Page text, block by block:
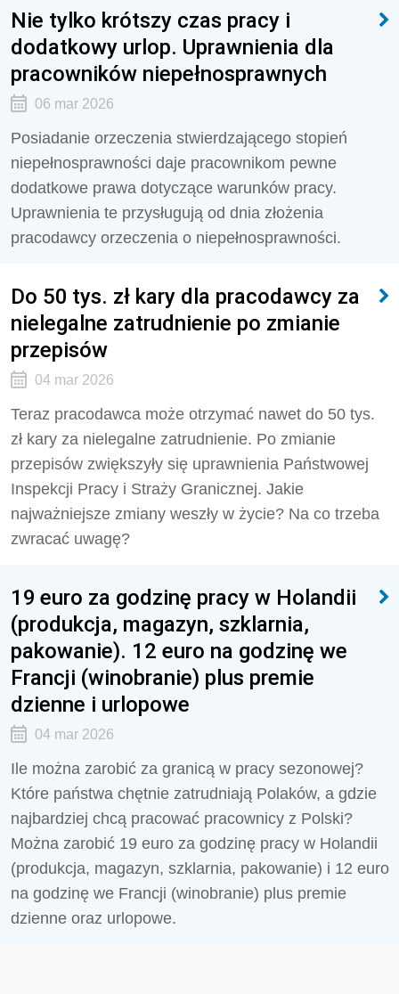
Nie tylko krótszy czas pracy i
dodatkowy urlop. Uprawnienia dla
pracowników niepełnosprawnych
06 mar 2026
Posiadanie orzeczenia stwierdzającego stopień
niepełnosprawności daje pracownikom pewne
dodatkowe prawa dotyczące warunków pracy.
Uprawnienia te przysługują od dnia złożenia
pracodawcy orzeczenia o niepełnosprawności.
Do 50 tys. zł kary dla pracodawcy za
nielegalne zatrudnienie po zmianie
przepisów
04 mar 2026
Teraz pracodawca może otrzymać nawet do 50 tys.
zł kary za nielegalne zatrudnienie. Po zmianie
przepisów zwiększyły się uprawnienia Państwowej
Inspekcji Pracy i Straży Granicznej. Jakie
najważniejsze zmiany weszły w życie? Na co trzeba
zwracać uwagę?
19 euro za godzinę pracy w Holandii
(produkcja, magazyn, szklarnia,
pakowanie). 12 euro na godzinę we
Francji (winobranie) plus premie
dzienne i urlopowe
04 mar 2026
Ile można zarobić za granicą w pracy sezonowej?
Które państwa chętnie zatrudniają Polaków, a gdzie
najbardziej chcą pracować pracownicy z Polski?
Można zarobić 19 euro za godzinę pracy w Holandii
(produkcja, magazyn, szklarnia, pakowanie) i 12 euro
na godzinę we Francji (winobranie) plus premie
dzienne oraz urlopowe.